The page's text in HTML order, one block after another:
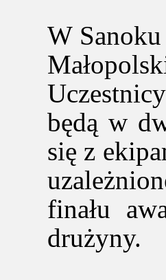
W
będą w
się z
finału
drużyny.